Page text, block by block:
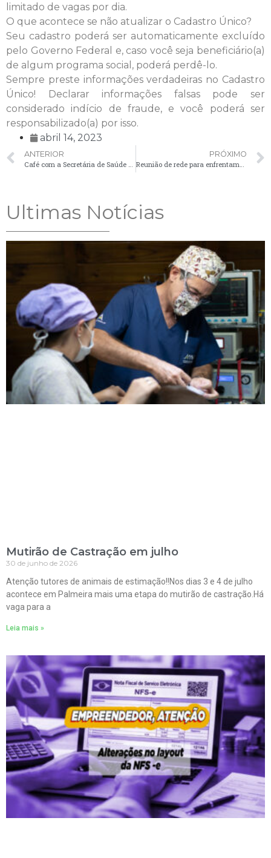
limitado de vagas por dia.
O que acontece se não atualizar o Cadastro Único?
Seu cadastro poderá ser automaticamente excluído
pelo Governo Federal e, caso você seja beneficiário(a)
de algum programa social, poderá perdê-lo.
Sempre preste informações verdadeiras no Cadastro
Único!
Declarar informações falsas pode ser
considerado indício de fraude, e você poderá ser
responsabilizado(a) por isso.
abril 14, 2023
ANTERIOR
PRÓXIMO
Ultimas Notícias
Mutirão de Castração em julho
30 de junho de 2026
Atenção tutores de animais de estimação!!Nos dias 3 e 4 de julho
acontece em Palmeira mais uma etapa do mutirão de castração.Há
vaga para a
Leia mais »